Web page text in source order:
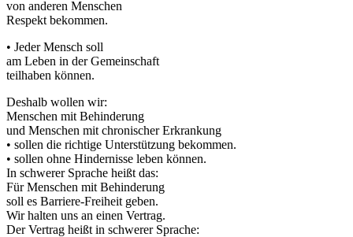
von anderen Menschen
Respekt bekommen.
• Jeder Mensch soll
am Leben in der Gemeinschaft
teilhaben können.
Deshalb wollen wir:
Menschen mit Behinderung
und Menschen mit chronischer Erkrankung
• sollen die richtige Unterstützung bekommen.
• sollen ohne Hindernisse leben können.
In schwerer Sprache heißt das:
Für Menschen mit Behinderung
soll es Barriere-Freiheit geben.
Wir halten uns an einen Vertrag.
Der Vertrag heißt in schwerer Sprache: